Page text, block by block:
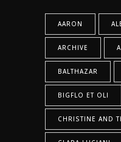
AARON
ARCHIVE
BALTHAZAR
BIGFLO ET OLI
CHRISTINE AND